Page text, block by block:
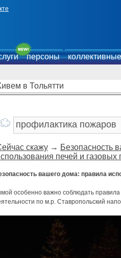
персоны
в Тольятти
скажу → Безопасность
печей и газовых
вашего дома: правила
особенно важно соблюдать
по м.р. Ставропольский